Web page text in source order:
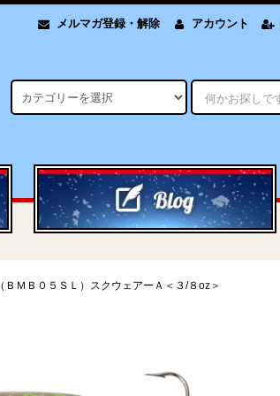
メルマガ登録・解除 アカウント
（ＢＭＢ０５ＳＬ）スクウェアーＡ＜３/８oz＞